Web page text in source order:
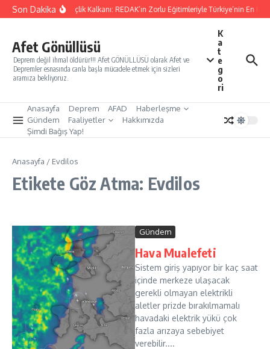
İçeriğe atla
Son Dakika
Kurtaracak Gençlik Kalkanı: REDAK’ın Zorlu Eğitimleriyle Türkiye’nin En
Afet Gönüllüsü
Deprem değil ihmal öldürür!!! Afet GÖNÜLLÜSÜ olarak Afet ve
Depremler esnasında canla başla mücadele etmek için sizleri
aramıza bekliyoruz.
K
a
t
e
g
o
ri
Anasayfa Deprem AFAD
Haberleşme
Gündem
Faaliyetler
Hakkımızda
Şimdi Bağış Yap!
Anasayfa / Evdilos
Etikete Göz Atma: Evdilos
Gündem
Hava Mualefeti
Sistem giriş yapıyor bir kaç saat
içinde merkeze ulaşacak
gerekli olmayan elektrikli
aletler prizde bırakılmamalı
havadaki elektrik yükü çok
fazla arızaya sebebiyet
verebilir....